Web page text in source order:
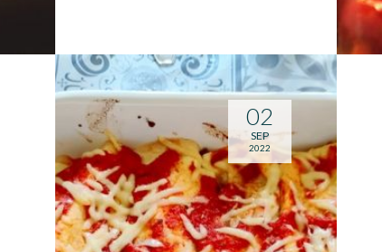
02
SEP
2022